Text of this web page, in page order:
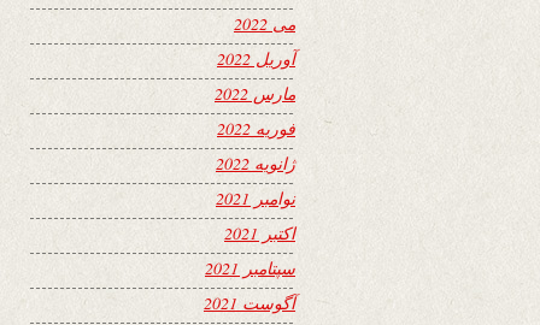
می 2022
آوریل 2022
مارس 2022
فوریه 2022
ژانویه 2022
نوامبر 2021
اکتبر 2021
سپتامبر 2021
آگوست 2021